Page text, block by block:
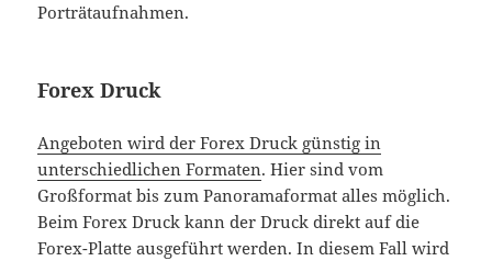
Porträtaufnahmen.
Forex Druck
Angeboten wird der Forex Druck günstig in
unterschiedlichen Formaten. Hier sind vom
Großformat bis zum Panoramaformat alles möglich.
Beim Forex Druck kann der Druck direkt auf die
Forex-Platte ausgeführt werden. In diesem Fall wird